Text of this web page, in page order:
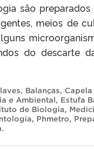
são
meios de
do descarte
, Balanças,
e Ambiental, Estufa
de Biologia,
, Phmetro,
.